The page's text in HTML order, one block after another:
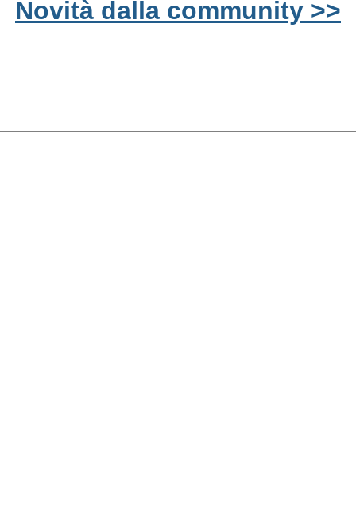
Novità dalla community >>